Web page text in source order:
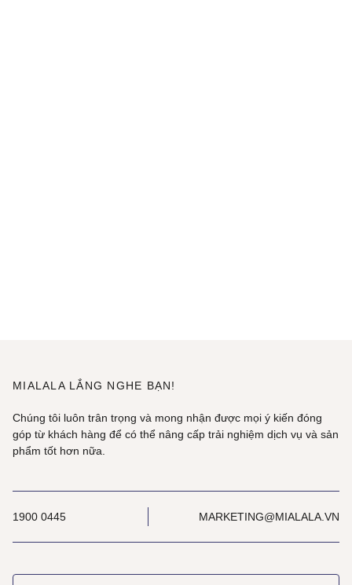
MIALALA LẮNG NGHE BẠN!
Chúng tôi luôn trân trọng và mong nhận được mọi ý kiến đóng
góp từ khách hàng để có thể nâng cấp trải nghiệm dịch vụ và sản
phẩm tốt hơn nữa.
1900 0445 MARKETING@MIALALA.VN